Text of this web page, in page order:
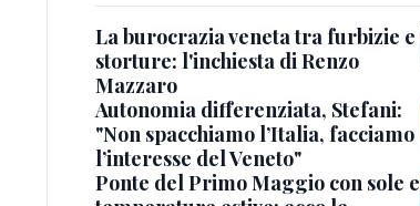
La burocrazia veneta tra furbizie e
storture: l'inchiesta di Renzo
Mazzaro
Autonomia differenziata, Stefani:
"Non spacchiamo l’Italia, facciamo
l’interesse del Veneto"
Ponte del Primo Maggio con sole e